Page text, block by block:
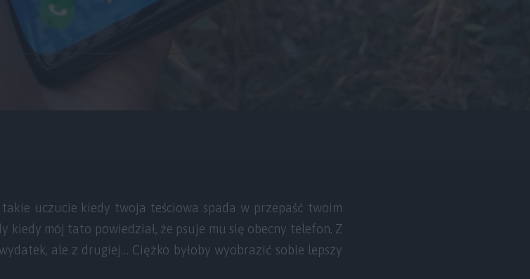
uczucie kiedy twoja teściowa spada w przepaść twoim
kiedy mój tato powiedział, że psuje mu się obecny telefon. Z
ale z drugiej… Ciężko byłoby wyobrazić sobie lepszy